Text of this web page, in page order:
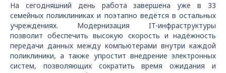
На сегодняшний день работа завершена уже в 33
семейных поликлиниках и поэтапно ведётся в остальных
учреждениях. Модернизация IT-инфраструктуры
позволит обеспечить высокую скорость и надёжность
передачи данных между компьютерами внутри каждой
поликлиники, а также упростит внедрение электронных
систем, позволяющих сократить время ожидания и